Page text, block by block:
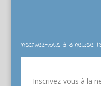
Inscrivez-vous à la
Inscrivez-vous à la